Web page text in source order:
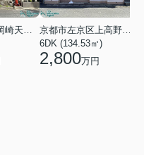
6DK (134.53㎡)
2,800万円